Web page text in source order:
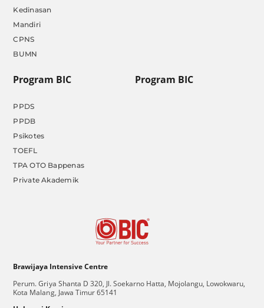
Kedinasan
Mandiri
CPNS
BUMN
Program BIC
PPDS
PPDB
Psikotes
TOEFL
TPA OTO Bappenas
Private Akademik
Program BIC
Brawijaya Intensive Centre
Perum. Griya Shanta D 320, Jl. Soekarno Hatta, Mojolangu, Lowokwaru,
Kota Malang, Jawa Timur 65141